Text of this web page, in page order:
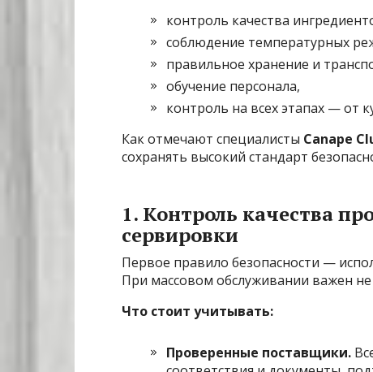
контроль качества
соблюдение температурных
правильное хранение и
обучение персонала,
контроль на всех этапах — от
Как отмечают специалисты Canape
сохранять высокий стандарт
1. Контроль качества
сервировки
Первое правило безопасности —
При массовом обслуживании важен
Что стоит учитывать:
Проверенные поставщики.